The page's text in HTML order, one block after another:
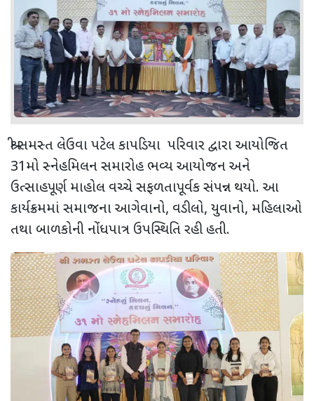
શ્રી સમસ્ત લેઉવા પટેલ કાપડિયા પરિવાર દ્વારા આયોજિત
31મો સ્નેહમિલન સમારોહ ભવ્ય આયોજન અને
ઉત્સાહપૂર્ણ માહોલ વચ્ચે સફળતાપૂર્વક સંપન્ન થયો. આ
કાર્યક્રમમાં સમાજના આગેવાનો, વડીલો, યુવાનો, મહિલાઓ
તથા બાળકોની નોંધપાત્ર ઉપસ્થિતિ રહી હતી.